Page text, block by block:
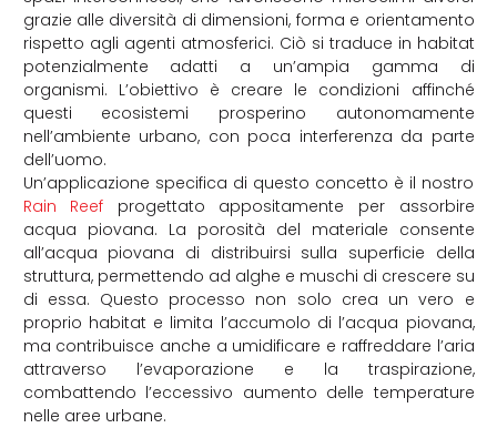
grazie alle diversità di dimensioni, forma e orientamento
rispetto agli agenti atmosferici. Ciò si traduce in habitat
potenzialmente adatti a un’ampia gamma di
organismi. L’obiettivo è creare le condizioni affinché
questi ecosistemi prosperino autonomamente
nell’ambiente urbano, con poca interferenza da parte
dell’uomo.
Un’applicazione specifica di questo concetto è il nostro
Rain Reef progettato appositamente per assorbire
acqua piovana. La porosità del materiale consente
all’acqua piovana di distribuirsi sulla superficie della
struttura, permettendo ad alghe e muschi di crescere su
di essa. Questo processo non solo crea un vero e
proprio habitat e limita l’accumolo di l’acqua piovana,
ma contribuisce anche a umidificare e raffreddare l’aria
attraverso l’evaporazione e la traspirazione,
combattendo l’eccessivo aumento delle temperature
nelle aree urbane.